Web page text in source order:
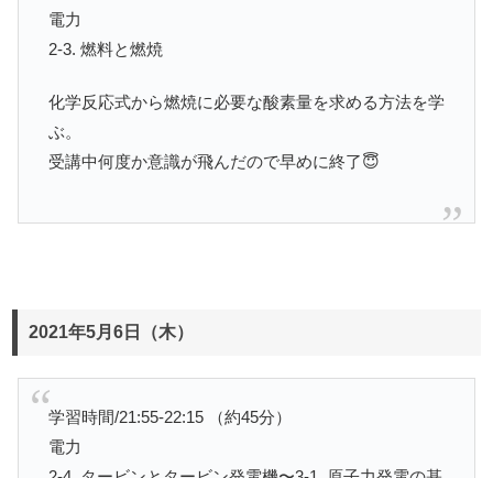
電力
2-3. 燃料と燃焼
化学反応式から燃焼に必要な酸素量を求める方法を学
ぶ。
受講中何度か意識が飛んだので早めに終了😇
2021年5月6日（木）
学習時間/21:55-22:15 （約45分）
電力